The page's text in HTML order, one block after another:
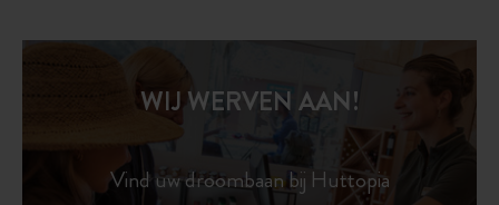
WIJ WERVEN AAN!
Vind uw droombaan bij Huttopia